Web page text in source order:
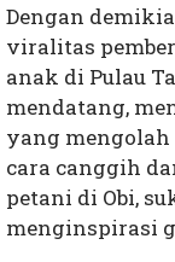
Dengan
viralitas
anak di Pulau
mendatang,
yang
cara canggih
petani di Obi,
menginspirasi